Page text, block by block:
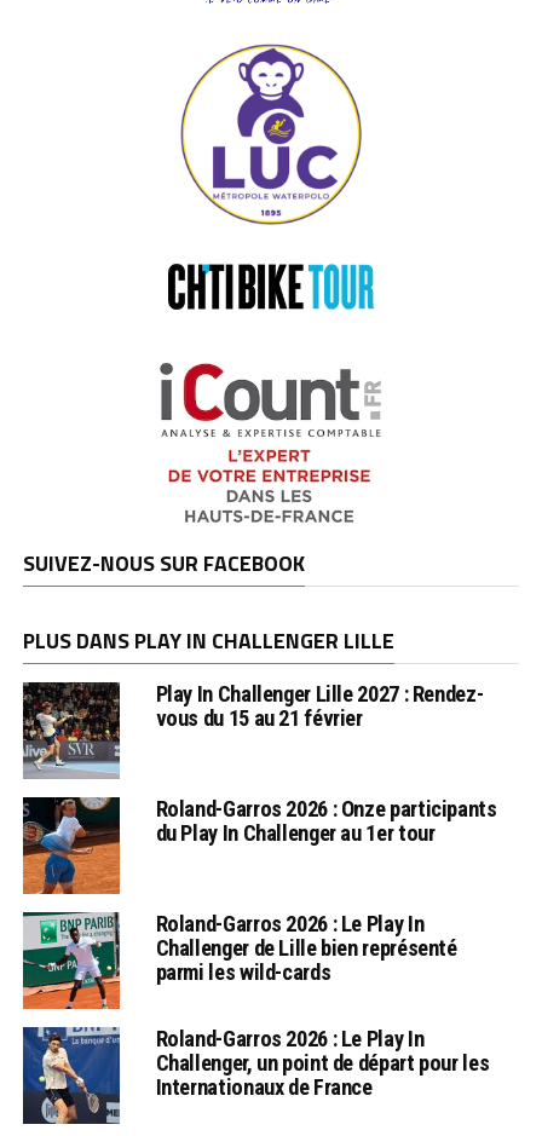
SUIVEZ-NOUS SUR FACEBOOK
PLUS DANS PLAY IN CHALLENGER LILLE
Play In Challenger Lille 2027 : Rendez-
vous du 15 au 21 février
Roland-Garros 2026 : Onze participants
du Play In Challenger au 1er tour
Roland-Garros 2026 : Le Play In
Challenger de Lille bien représenté
parmi les wild-cards
Roland-Garros 2026 : Le Play In
Challenger, un point de départ pour les
Internationaux de France